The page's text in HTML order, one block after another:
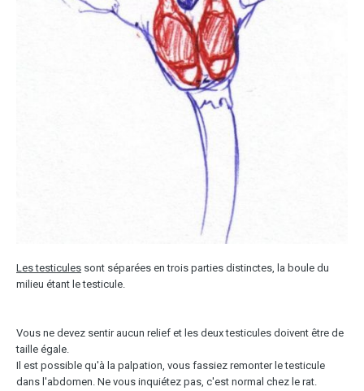
Les testicules sont séparées en trois parties distinctes, la boule du
milieu étant le testicule.
Vous ne devez sentir aucun relief et les deux testicules doivent être de
taille égale.
Il est possible qu'à la palpation, vous fassiez remonter le testicule
dans l'abdomen. Ne vous inquiétez pas, c'est normal chez le rat.